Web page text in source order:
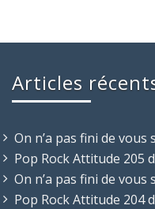
Articles
On n’a pas fini de
Pop Rock Attitude 205
On n’a pas fini de
Pop Rock Attitude 204